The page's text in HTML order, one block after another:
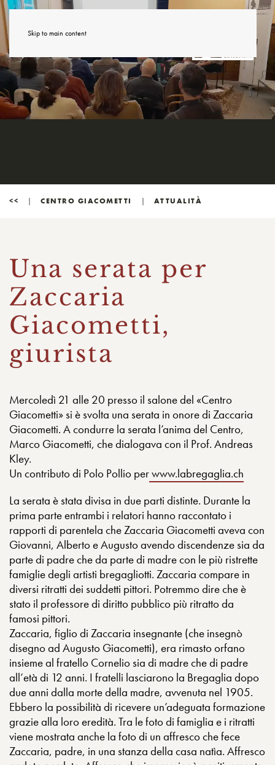
Skip to main content
<< CENTRO GIACOMETTI ATTUALITÀ
Una serata per
Zaccaria
Giacometti,
giurista
Mercoledì 21 alle 20 presso il salone del «Centro
Giacometti» si è svolta una serata in onore di Zaccaria
Giacometti. A condurre la serata l’anima del Centro,
Marco Giacometti, che dialogava con il Prof. Andreas
Kley.
Un contributo di Polo Pollio perwww.labregaglia.ch
La serata è stata divisa in due parti distinte. Durante la
prima parte entrambi i relatori hanno raccontato i
rapporti di parentela che Zaccaria Giacometti aveva con
Giovanni, Alberto e Augusto avendo discendenze sia da
parte di padre che da parte di madre con le più ristrette
famiglie degli artisti bregagliotti. Zaccaria compare in
diversi ritratti dei suddetti pittori. Potremmo dire che è
stato il professore di diritto pubblico più ritratto da
famosi pittori.
Zaccaria, figlio di Zaccaria insegnante (che insegnò
disegno ad Augusto Giacometti), era rimasto orfano
insieme al fratello Cornelio sia di madre che di padre
all’età di 12 anni. I fratelli lasciarono la Bregaglia dopo
due anni dalla morte della madre, avvenuta nel 1905.
Ebbero la possibilità di ricevere un’adeguata formazione
grazie alla loro eredità. Tra le foto di famiglia e i ritratti
viene mostrata anche la foto di un affresco che fece
Zaccaria, padre, in una stanza della casa natìa. Affresco